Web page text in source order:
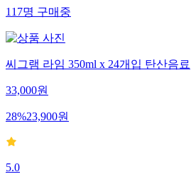
117명구매중
씨그램 라임 350ml x 24개입 탄산음료
33,000원
28%23,900원
5.0